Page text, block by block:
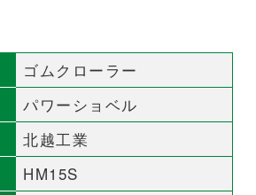
ゴムクローラー
パワーショベル
北越工業
HM15S